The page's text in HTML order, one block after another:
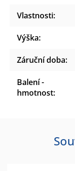
Vlastnosti:
Výška:
Záruční doba:
Balení -
hmotnost: